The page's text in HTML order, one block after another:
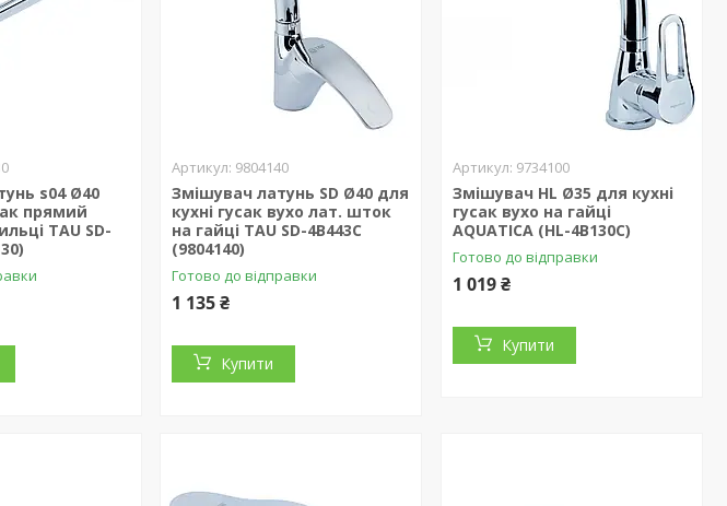
s04 Ø40
прямий
TAU SD-
9804140
Змішувач латунь SD Ø40 для
кухні гусак вухо лат. шток
на гайці TAU SD-4B443C
(9804140)
Готово до відправки
1 135 ₴
Купити
9734100
Змішувач HL Ø35 для кухні
гусак вухо на гайці
AQUATICA (HL-4B130C)
Готово до відправки
1 019 ₴
Купити